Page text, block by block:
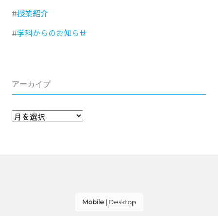
授業紹介
学科からのお知らせ
アーカイブ
Mobile| Desktop